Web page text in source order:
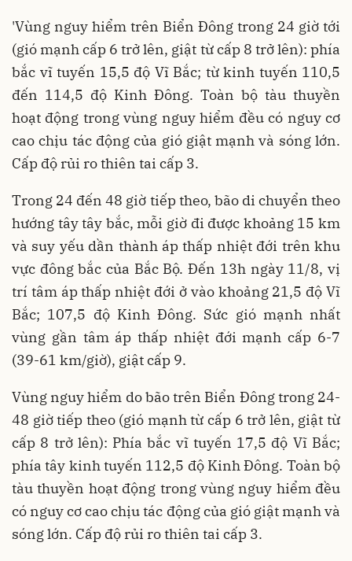
'Vùng nguy hiểm trên Biển Đông trong 24 giờ tới
(gió mạnh cấp 6 trở lên, giật từ cấp 8 trở lên): phía
bắc vĩ tuyến 15,5 độ Vĩ Bắc; từ kinh tuyến 110,5
đến 114,5 độ Kinh Đông. Toàn bộ tàu thuyền
hoạt động trong vùng nguy hiểm đều có nguy cơ
cao chịu tác động của gió giật mạnh và sóng lớn.
Cấp độ rủi ro thiên tai cấp 3.
Trong 24 đến 48 giờ tiếp theo, bão di chuyển theo
hướng tây tây bắc, mỗi giờ đi được khoảng 15 km
và suy yếu dần thành áp thấp nhiệt đới trên khu
vực đông bắc của Bắc Bộ. Đến 13h ngày 11/8, vị
trí tâm áp thấp nhiệt đới ở vào khoảng 21,5 độ Vĩ
Bắc; 107,5 độ Kinh Đông. Sức gió mạnh nhất
vùng gần tâm áp thấp nhiệt đới mạnh cấp 6-7
(39-61 km/giờ), giật cấp 9.
Vùng nguy hiểm do bão trên Biển Đông trong 24-
48 giờ tiếp theo (gió mạnh từ cấp 6 trở lên, giật từ
cấp 8 trở lên): Phía bắc vĩ tuyến 17,5 độ Vĩ Bắc;
phía tây kinh tuyến 112,5 độ Kinh Đông. Toàn bộ
tàu thuyền hoạt động trong vùng nguy hiểm đều
có nguy cơ cao chịu tác động của gió giật mạnh và
sóng lớn. Cấp độ rủi ro thiên tai cấp 3.